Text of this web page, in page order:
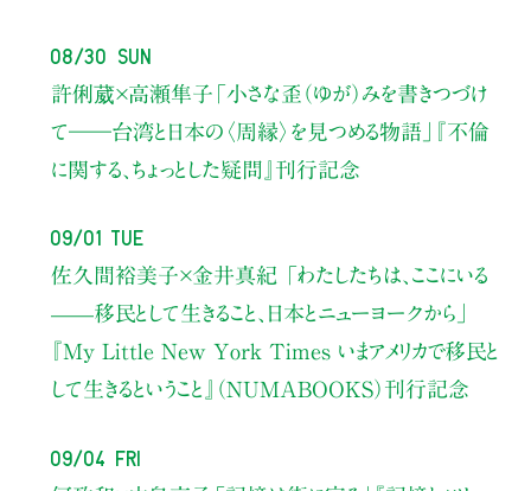
08/30 Sun
許俐葳×高瀬隼子 「小さな歪（ゆが）みを書きつづけ
て――台湾と日本の〈周縁〉を見つめる物語」
『不倫
に関する、ちょっとした疑問』刊行記念
09/01 Tue
佐久間裕美子×金井真紀 「わたしたちは、ここにいる
——移民として生きること、日本とニューヨークから」
『My Little New York Times いまアメリカで移民と
して生きるということ』（NUMABOOKS）刊行記念
09/04 Fri